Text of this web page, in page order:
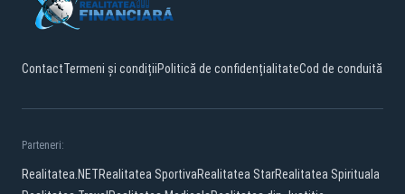
ContactTermeni și condițiiPolitică de confidențialitateCod de conduită
Parteneri:
Realitatea.NETRealitatea SportivaRealitatea StarRealitatea Spirituala